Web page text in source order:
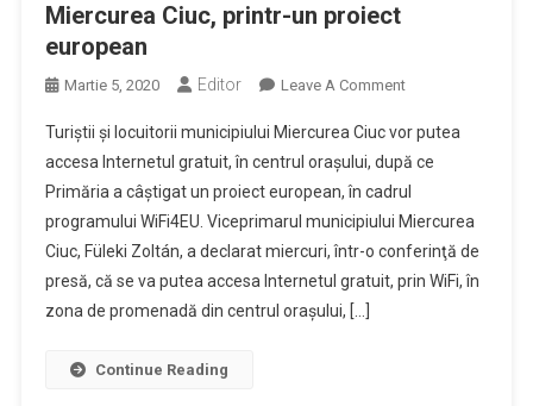
Miercurea Ciuc, printr-un proiect
european
Martie 5, 2020 Editor Leave A CommentOn
Gratuit
În
Centrul
Municipiului
Miercurea
Ciuc,
Turiştii şi locuitorii municipiului Miercurea Ciuc vor putea
accesa Internetul gratuit, în centrul oraşului, după ce
Primăria a câştigat un proiect european, în cadrul
programului WiFi4EU. Viceprimarul municipiului Miercurea
Ciuc, Füleki Zoltán, a declarat miercuri, într-o conferinţă de
presă, că se va putea accesa Internetul gratuit, prin WiFi, în
zona de promenadă din centrul oraşului, […]
Continue Reading